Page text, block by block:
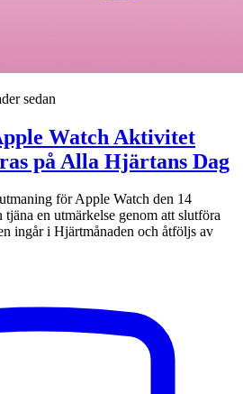
sedan
Watch Aktivitet
på Alla Hjärtans Dag
för Apple Watch den 14
en utmärkelse genom att slutföra
ingår i Hjärtmånaden och åtföljs av